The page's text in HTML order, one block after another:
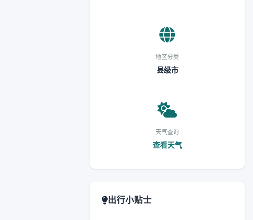
地区分类
县级市
天气查询
查看天气
出行小贴士